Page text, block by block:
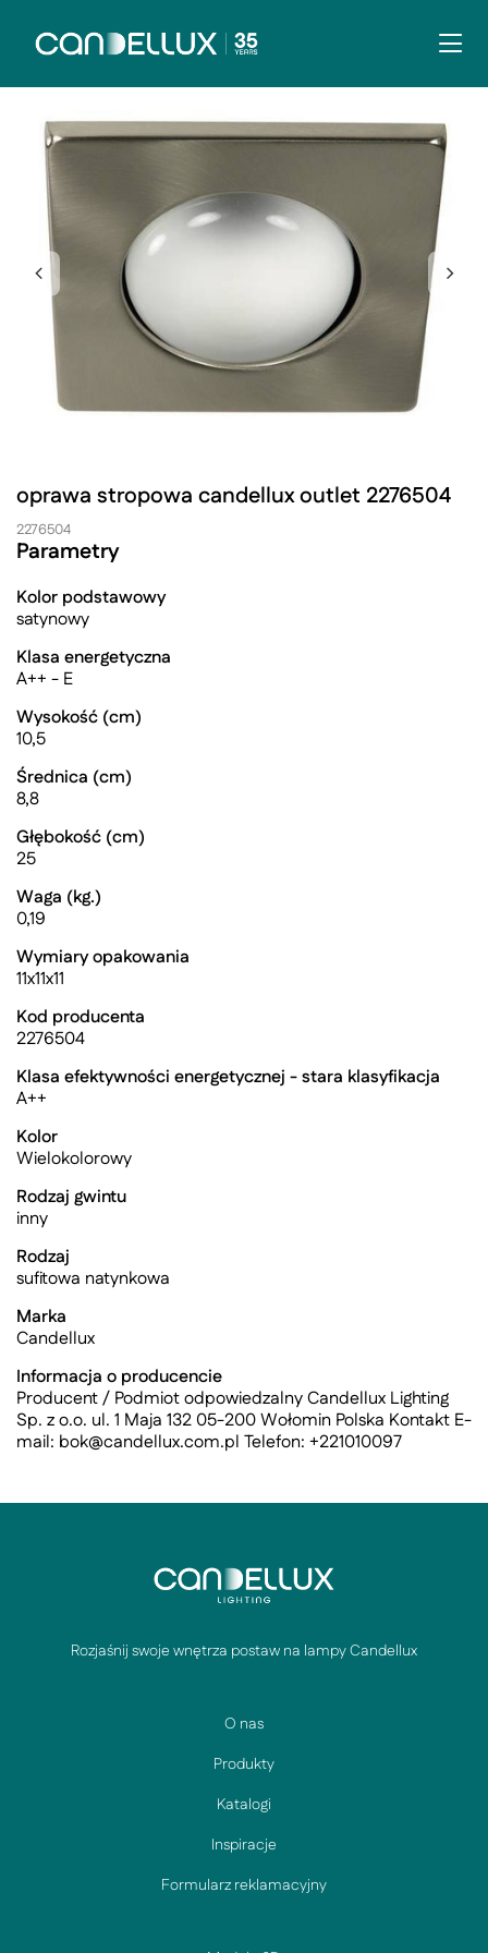
oprawa stropowa candellux outlet 2276504
2276504
Parametry
Kolor podstawowy
satynowy
Klasa energetyczna
A++ - E
Wysokość (cm)
10,5
Średnica (cm)
8,8
Głębokość (cm)
25
Waga (kg.)
0,19
Wymiary opakowania
11x11x11
Kod producenta
2276504
Klasa efektywności energetycznej - stara klasyfikacja
A++
Kolor
Wielokolorowy
Rodzaj gwintu
inny
Rodzaj
sufitowa natynkowa
Marka
Candellux
Informacja o producencie
Producent / Podmiot odpowiedzalny Candellux Lighting
Sp. z o.o. ul. 1 Maja 132 05-200 Wołomin Polska Kontakt E-
mail: bok@candellux.com.pl Telefon: +221010097
Rozjaśnij swoje wnętrza postaw na lampy Candellux
O nas
Produkty
Katalogi
Inspiracje
Formularz reklamacyjny